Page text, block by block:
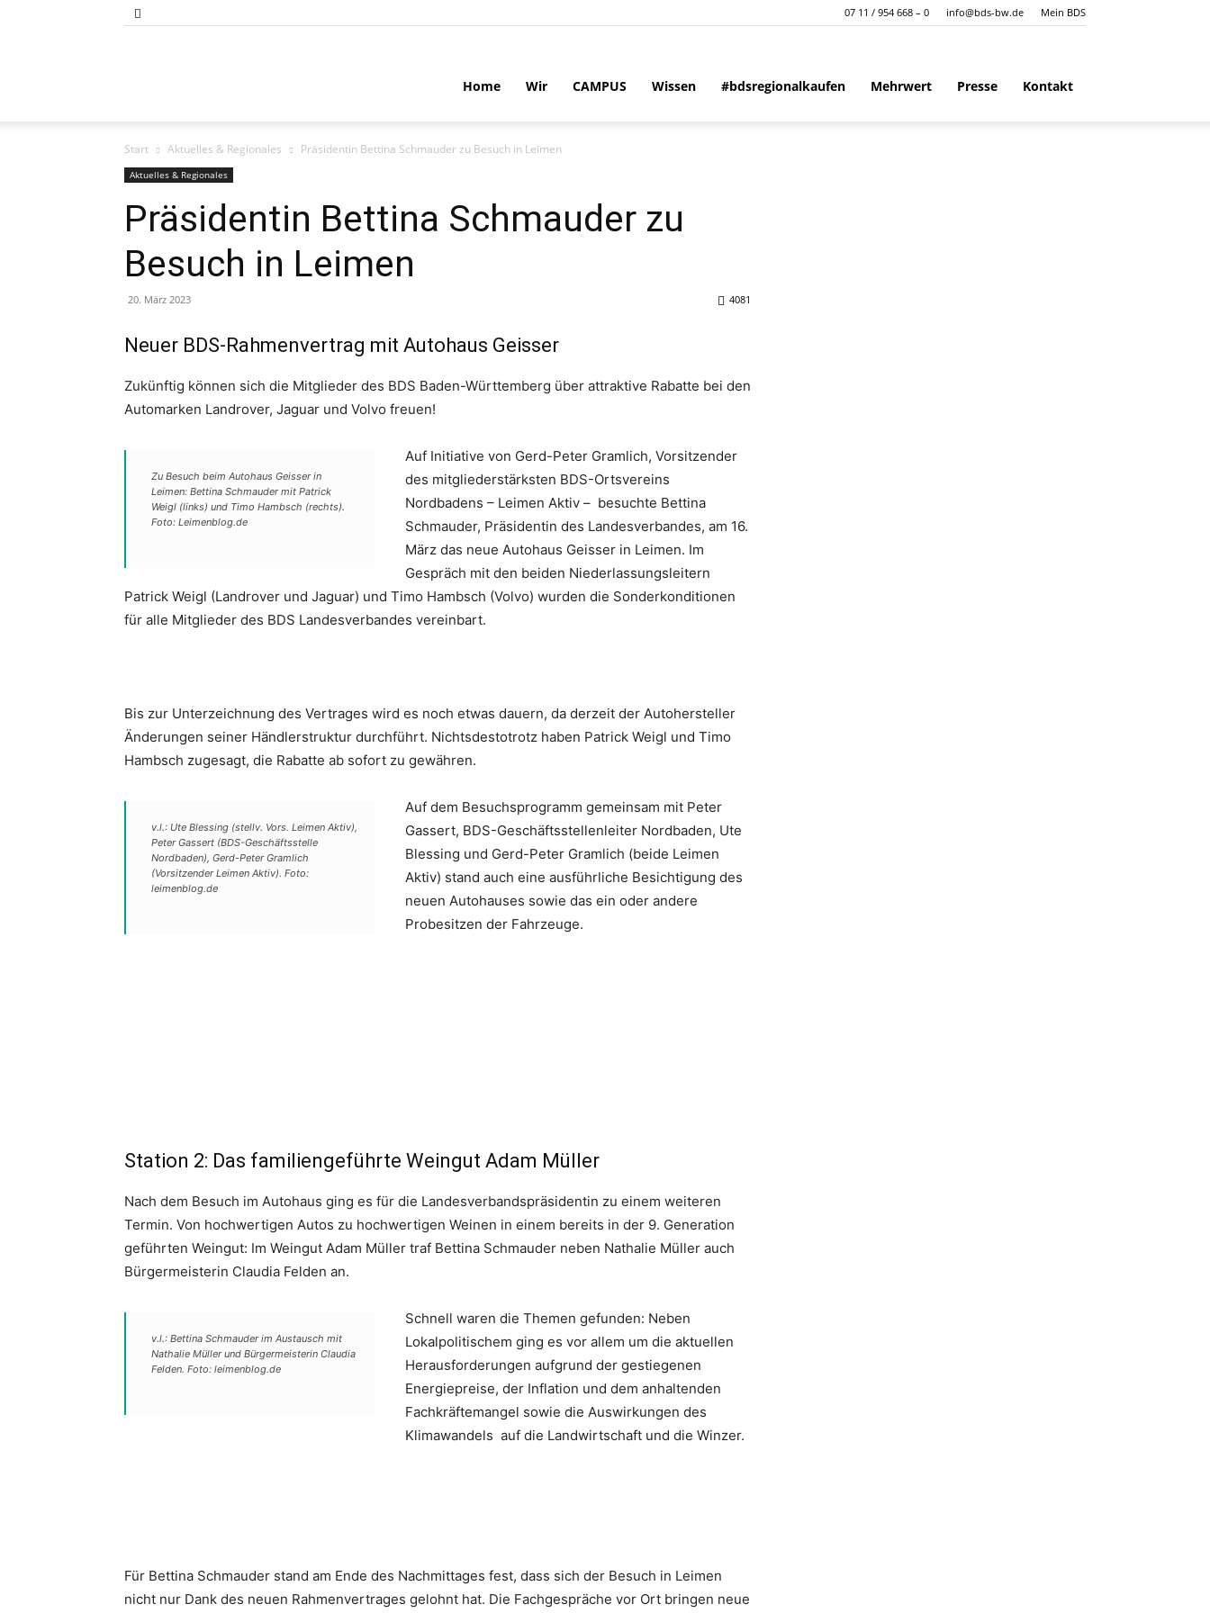
07 11 / 954 668 – 0 info@bds-bw.de Mein BDS
der
Selbständigen
Württemberg
Home Wir CAMPUS Wissen #bdsregionalkaufen Mehrwert Presse Kontakt
Start Aktuelles & Regionales Präsidentin Bettina Schmauder zu Besuch in Leimen
Aktuelles & Regionales
Präsidentin Bettina Schmauder zu
Besuch in Leimen
20. März 2023 4081
Neuer BDS-Rahmenvertrag mit Autohaus Geisser
Zukünftig können sich die Mitglieder des BDS Baden-Württemberg über attraktive Rabatte bei den
Automarken Landrover, Jaguar und Volvo freuen!
Zu Besuch beim Autohaus Geisser in
Leimen: Bettina Schmauder mit Patrick
Weigl (links) und Timo Hambsch (rechts).
Foto: Leimenblog.de
Auf Initiative von Gerd-Peter Gramlich, Vorsitzender
des mitgliederstärksten BDS-Ortsvereins
Nordbadens – Leimen Aktiv – besuchte Bettina
Schmauder, Präsidentin des Landesverbandes, am 16.
März das neue Autohaus Geisser in Leimen. Im
Gespräch mit den beiden Niederlassungsleitern
Patrick Weigl (Landrover und Jaguar) und Timo Hambsch (Volvo) wurden die Sonderkonditionen
für alle Mitglieder des BDS Landesverbandes vereinbart.
Bis zur Unterzeichnung des Vertrages wird es noch etwas dauern, da derzeit der Autohersteller
Änderungen seiner Händlerstruktur durchführt. Nichtsdestotrotz haben Patrick Weigl und Timo
Hambsch zugesagt, die Rabatte ab sofort zu gewähren.
v.l.: Ute Blessing (stellv. Vors. Leimen Aktiv),
Peter Gassert (BDS-Geschäftsstelle
Nordbaden), Gerd-Peter Gramlich
(Vorsitzender Leimen Aktiv). Foto:
leimenblog.de
Auf dem Besuchsprogramm gemeinsam mit Peter
Gassert, BDS-Geschäftsstellenleiter Nordbaden, Ute
Blessing und Gerd-Peter Gramlich (beide Leimen
Aktiv) stand auch eine ausführliche Besichtigung des
neuen Autohauses sowie das ein oder andere
Probesitzen der Fahrzeuge.
Station 2: Das familiengeführte Weingut Adam Müller
Nach dem Besuch im Autohaus ging es für die Landesverbandspräsidentin zu einem weiteren
Termin. Von hochwertigen Autos zu hochwertigen Weinen in einem bereits in der 9. Generation
geführten Weingut: Im Weingut Adam Müller traf Bettina Schmauder neben Nathalie Müller auch
Bürgermeisterin Claudia Felden an.
v.l.: Bettina Schmauder im Austausch mit
Nathalie Müller und Bürgermeisterin Claudia
Felden. Foto: leimenblog.de
Schnell waren die Themen gefunden: Neben
Lokalpolitischem ging es vor allem um die aktuellen
Herausforderungen aufgrund der gestiegenen
Energiepreise, der Inflation und dem anhaltenden
Fachkräftemangel sowie die Auswirkungen des
Klimawandels auf die Landwirtschaft und die Winzer.
Für Bettina Schmauder stand am Ende des Nachmittages fest, dass sich der Besuch in Leimen
nicht nur Dank des neuen Rahmenvertrages gelohnt hat. Die Fachgespräche vor Ort bringen neue